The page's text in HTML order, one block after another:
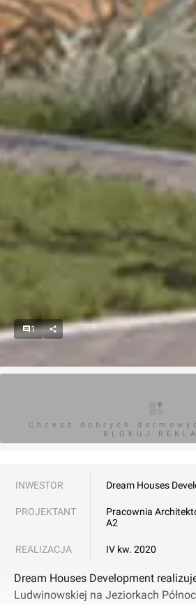
1
Chcesz dobrych
BLOKUJ
INWESTOR Dream Houses
PROJEKTANT
Pracownia
A2
REALIZACJA IV kw. 2020
Dream Houses Development
Ludwinowskiej na Jeziorkach